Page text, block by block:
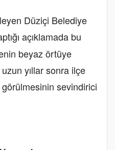
Düziçi Belediye
açıklamada bu
beyaz örtüye
yıllar sonra ilçe
sevindirici